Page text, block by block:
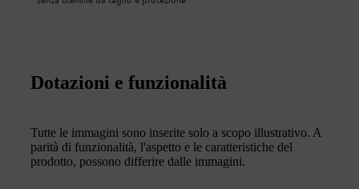
Dotazioni e funzionalità
Tutte le immagini sono inserite solo a scopo illustrativo. A
parità di funzionalità, l'aspetto e le caratteristiche del
prodotto, possono differire dalle immagini.